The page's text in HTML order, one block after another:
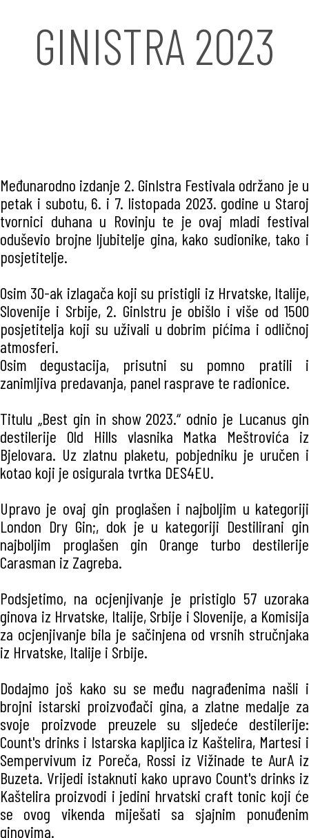
GINISTRA 2023
Međunarodno izdanje 2. GinIstra Festivala održano je u
petak i subotu, 6. i 7. listopada 2023. godine u Staroj
tvornici duhana u Rovinju te je ovaj mladi festival
oduševio brojne ljubitelje gina, kako sudionike, tako i
posjetitelje.
Osim 30-ak izlagača koji su pristigli iz Hrvatske, Italije,
Slovenije i Srbije, 2. GinIstru je obišlo i više od 1500
posjetitelja koji su uživali u dobrim pićima i odličnoj
atmosferi.
Osim degustacija, prisutni su pomno pratili i
zanimljiva predavanja, panel rasprave te radionice.
Titulu „Best gin in show 2023.“ odnio je Lucanus gin
destilerije Old Hills vlasnika Matka Meštrovića iz
Bjelovara. Uz zlatnu plaketu, pobjedniku je uručen i
kotao koji je osigurala tvrtka DES4EU.
Upravo je ovaj gin proglašen i najboljim u kategoriji
London Dry Gin;, dok je u kategoriji Destilirani gin
najboljim proglašen gin Orange turbo destilerije
Carasman iz Zagreba.
Podsjetimo, na ocjenjivanje je pristiglo 57 uzoraka
ginova iz Hrvatske, Italije, Srbije i Slovenije, a Komisija
za ocjenjivanje bila je sačinjena od vrsnih stručnjaka
iz Hrvatske, Italije i Srbije.
Dodajmo još kako su se među nagrađenima našli i
brojni istarski proizvođači gina, a zlatne medalje za
svoje proizvode preuzele su sljedeće destilerije:
Count's drinks i Istarska kapljica iz Kaštelira, Martesi i
Sempervivum iz Poreča, Rossi iz Vižinade te AurA iz
Buzeta. Vrijedi istaknuti kako upravo Count's drinks iz
Kaštelira proizvodi i jedini hrvatski craft tonic koji će
se ovog vikenda miješati sa sjajnim ponuđenim
ginovima.